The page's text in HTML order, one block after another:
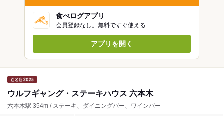
食べログアプリ
会員登録なし。無料ですぐ使える
アプリを開く
ウルフギャング・ステーキハウス 六本木
六本木駅 354m / ステーキ、ダイニングバー、ワインバー